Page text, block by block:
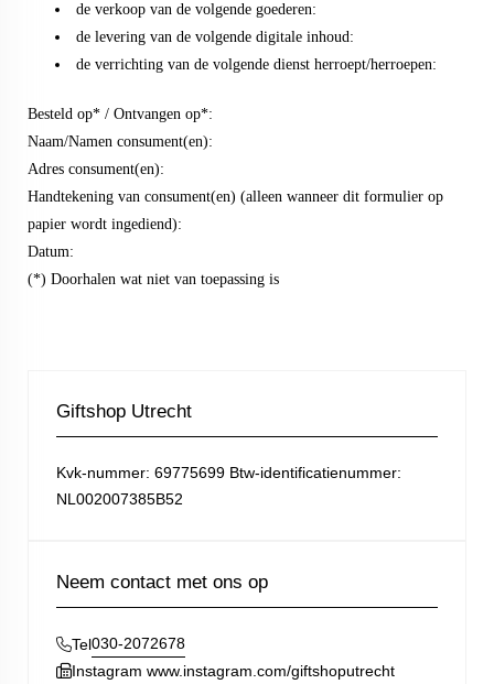
de verkoop van de volgende goederen:
de levering van de volgende digitale inhoud:
de verrichting van de volgende dienst herroept/herroepen:
Besteld op* / Ontvangen op*:
Naam/Namen consument(en):
Adres consument(en):
Handtekening van consument(en) (alleen wanneer dit formulier op
papier wordt ingediend):
Datum:
(*) Doorhalen wat niet van toepassing is
Giftshop Utrecht
Kvk-nummer: 69775699 Btw-identificatienummer:
NL002007385B52
Neem contact met ons op
Tel030-2072678
Instagram www.instagram.com/giftshoputrecht